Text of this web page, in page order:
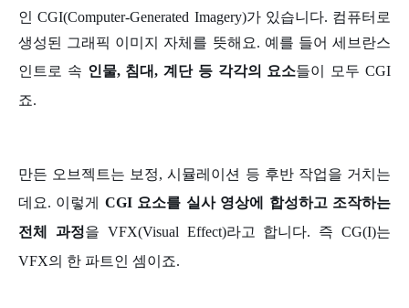
인 CGI(Computer-Generated Imagery)가 있습니다. 컴퓨터로
생성된 그래픽 이미지 자체를 뜻해요. 예를 들어 세브란스
인트로 속 인물, 침대, 계단 등 각각의 요소들이 모두 CGI
죠.
만든 오브젝트는 보정, 시뮬레이션 등 후반 작업을 거치는
데요. 이렇게
CGI 요소를 실사 영상에 합성하고 조작하는
전체 과정을 VFX(Visual Effect)라고 합니다. 즉 CG(I)는
VFX의 한 파트인 셈이죠.